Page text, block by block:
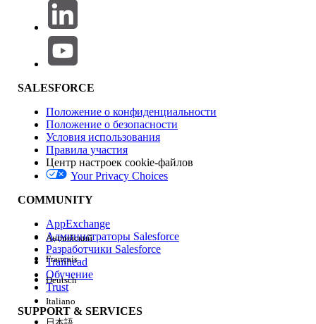
Влияние на функции
Версия
Возможности
SALESFORCE
Положение о конфиденциальности
Положение о безопасности
Условия использования
Правила участия
Центр настроек cookie-файлов
Your Privacy Choices
COMMUNITY
AppExchange
Администраторы Salesforce
Разработчики Salesforce
Trailhead
Обучение
Trust
SUPPORT & SERVICES
Английский
Français
Deutsch
Italiano